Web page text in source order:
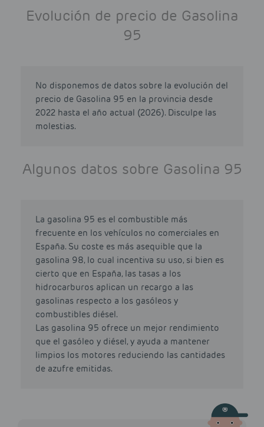
Evolución de precio de Gasolina
95
No disponemos de datos sobre la evolución del
precio de Gasolina 95 en la provincia desde
2022 hasta el año actual (2026). Disculpe las
molestias.
Algunos datos sobre Gasolina 95
La gasolina 95 es el combustible más
frecuente en los vehículos no comerciales en
España. Su coste es más asequible que la
gasolina 98, lo cual incentiva su uso, si bien es
cierto que en España, las tasas a los
hidrocarburos aplican un recargo a las
gasolinas respecto a los gasóleos y
combustibles diésel.
Las gasolina 95 ofrece un mejor rendimiento
que el gasóleo y diésel, y ayuda a mantener
limpios los motores reduciendo las cantidades
de azufre emitidas.